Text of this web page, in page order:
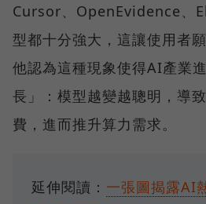
Cursor、OpenEvidence、
型都十分強大，這讓使用者
他認為這種現象使得AI產業
長」：模型越變越聰明，導
費，進而推升算力需求。
延伸閱讀： 一張圖揭露AI